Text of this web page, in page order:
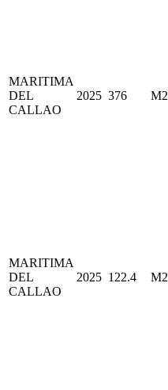
MARITIMA
DEL
CALLAO
2025 376 M2
MARITIMA
DEL
CALLAO
2025 122.4 M2